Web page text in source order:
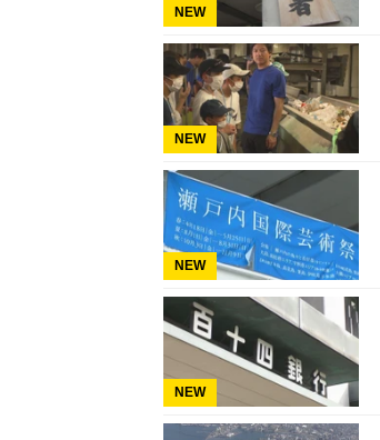
NEW
NEW
NEW
NEW